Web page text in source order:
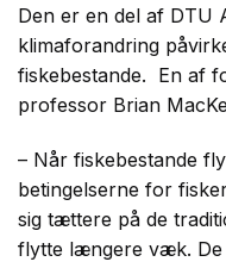
Den er en del af DTU
klimaforandring
fiskebestande. En af
professor Brian
– Når fiskebestande
betingelserne for
sig tættere på de
flytte længere væk. De